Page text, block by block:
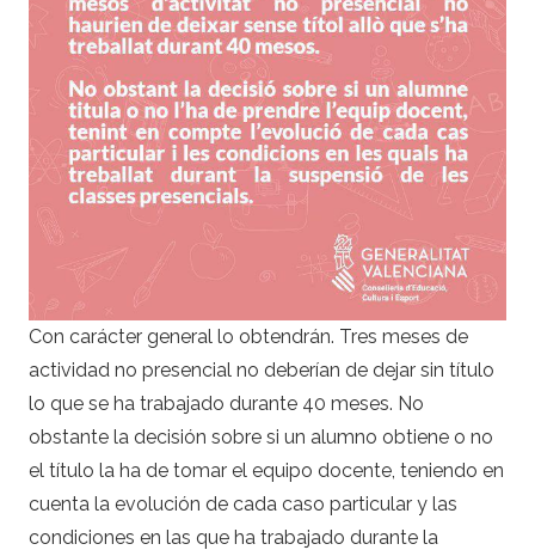
Con carácter general lo obtendrán. Tres meses de
actividad no presencial no deberían de dejar sin título
lo que se ha trabajado durante 40 meses. No
obstante la decisión sobre si un alumno obtiene o no
el título la ha de tomar el equipo docente, teniendo en
cuenta la evolución de cada caso particular y las
condiciones en las que ha trabajado durante la